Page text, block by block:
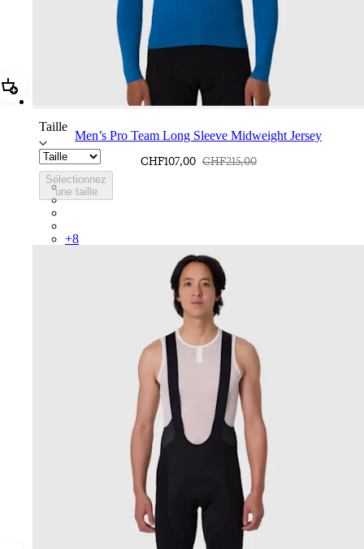
Ajouter Men’s Pro Team Long Sleeve Midweight Jersey
Taille
Sélectionnez
une taille
Men’s Pro Team Long Sleeve Midweight Jersey
CHF107,00 CHF215,00
BMY01XXMKW
BMY01XXBLW
+8